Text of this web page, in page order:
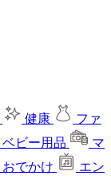
健康
ファ
ベビー用品
マ
おでかけ
エン